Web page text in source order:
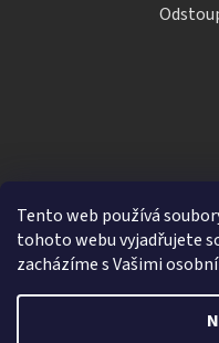
Tento web používá
tohoto webu vyjadřujete
zacházíme s Vašimi